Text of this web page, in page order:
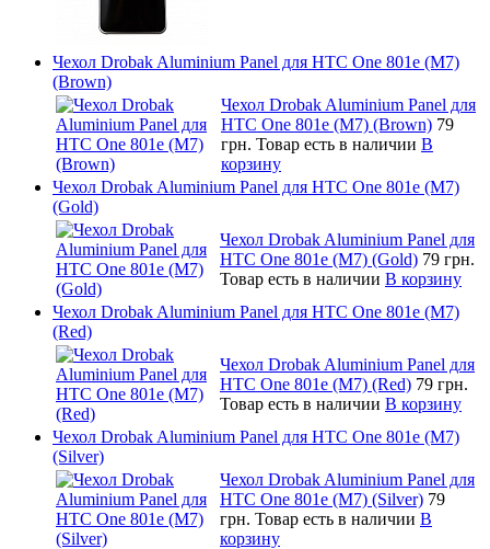
Чехол Drobak Aluminium Panel для HTC One 801e (M7)
(Brown)
Чехол Drobak Aluminium Panel для
HTC One 801e (M7) (Brown) 79
грн. Товар есть в наличии В
корзину
Чехол Drobak Aluminium Panel для HTC One 801e (M7)
(Gold)
Чехол Drobak Aluminium Panel для
HTC One 801e (M7) (Gold) 79 грн.
Товар есть в наличии В корзину
Чехол Drobak Aluminium Panel для HTC One 801e (M7)
(Red)
Чехол Drobak Aluminium Panel для
HTC One 801e (M7) (Red) 79 грн.
Товар есть в наличии В корзину
Чехол Drobak Aluminium Panel для HTC One 801e (M7)
(Silver)
Чехол Drobak Aluminium Panel для
HTC One 801e (M7) (Silver) 79
грн. Товар есть в наличии В
корзину